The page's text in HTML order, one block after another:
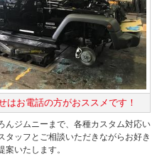
はお電話の方がおススメです！
んジムニーまで、各種カスタム対応い
タッフとご相談いただきながらお好き
案いたします。